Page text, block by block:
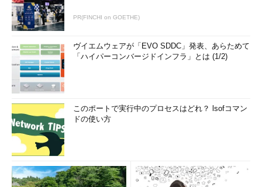
PR(FINCHI on GOETHE)
ヴイエムウェアが「EVO SDDC」発表、あらためて
「ハイパーコンバージドインフラ」とは (1/2)
このポートで実行中のプロセスはどれ？ lsofコマン
ドの使い方